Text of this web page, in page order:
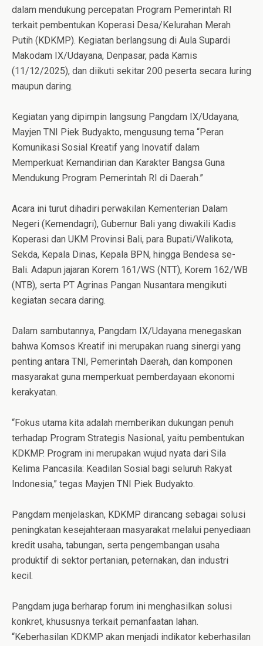
dalam mendukung percepatan Program Pemerintah RI
terkait pembentukan Koperasi Desa/Kelurahan Merah
Putih (KDKMP). Kegiatan berlangsung di Aula Supardi
Makodam IX/Udayana, Denpasar, pada Kamis
(11/12/2025), dan diikuti sekitar 200 peserta secara luring
maupun daring.
Kegiatan yang dipimpin langsung Pangdam IX/Udayana,
Mayjen TNI Piek Budyakto, mengusung tema “Peran
Komunikasi Sosial Kreatif yang Inovatif dalam
Memperkuat Kemandirian dan Karakter Bangsa Guna
Mendukung Program Pemerintah RI di Daerah.”
Acara ini turut dihadiri perwakilan Kementerian Dalam
Negeri (Kemendagri), Gubernur Bali yang diwakili Kadis
Koperasi dan UKM Provinsi Bali, para Bupati/Walikota,
Sekda, Kepala Dinas, Kepala BPN, hingga Bendesa se-
Bali. Adapun jajaran Korem 161/WS (NTT), Korem 162/WB
(NTB), serta PT Agrinas Pangan Nusantara mengikuti
kegiatan secara daring.
Dalam sambutannya, Pangdam IX/Udayana menegaskan
bahwa Komsos Kreatif ini merupakan ruang sinergi yang
penting antara TNI, Pemerintah Daerah, dan komponen
masyarakat guna memperkuat pemberdayaan ekonomi
kerakyatan.
“Fokus utama kita adalah memberikan dukungan penuh
terhadap Program Strategis Nasional, yaitu pembentukan
KDKMP. Program ini merupakan wujud nyata dari Sila
Kelima Pancasila: Keadilan Sosial bagi seluruh Rakyat
Indonesia,” tegas Mayjen TNI Piek Budyakto.
Pangdam menjelaskan, KDKMP dirancang sebagai solusi
peningkatan kesejahteraan masyarakat melalui penyediaan
kredit usaha, tabungan, serta pengembangan usaha
produktif di sektor pertanian, peternakan, dan industri
kecil.
Pangdam juga berharap forum ini menghasilkan solusi
konkret, khususnya terkait pemanfaatan lahan.
“Keberhasilan KDKMP akan menjadi indikator keberhasilan